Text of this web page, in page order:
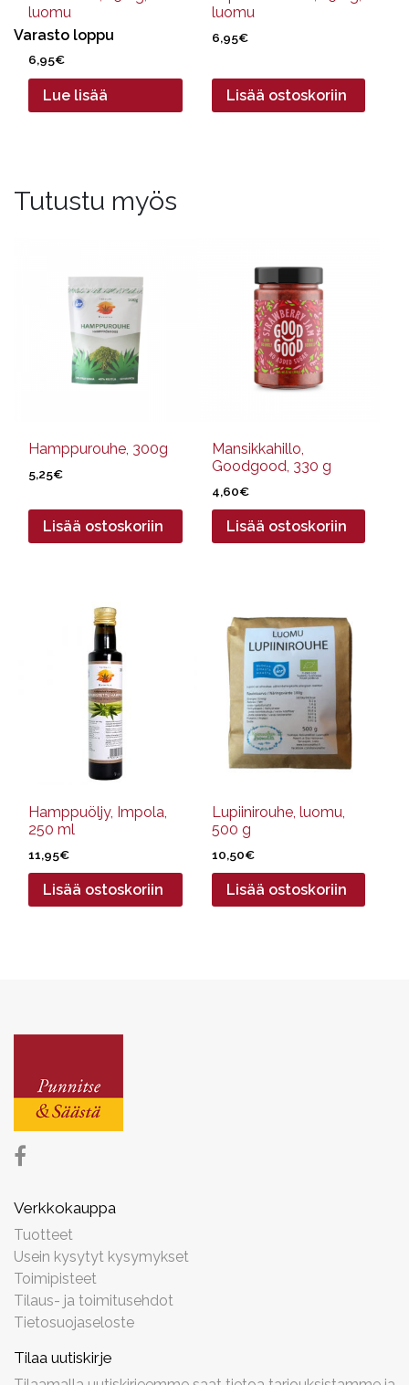
luomu
Varasto loppu
6,95€
Lue lisää
luomu
6,95€
Lisää ostoskoriin
Tutustu myös
Hamppurouhe, 300g
5,25€
Lisää ostoskoriin
Mansikkahillo,
Goodgood, 330 g
4,60€
Lisää ostoskoriin
Hamppuöljy, Impola,
250 ml
11,95€
Lisää ostoskoriin
Lupiinirouhe, luomu,
500 g
10,50€
Lisää ostoskoriin
Verkkokauppa
Tuotteet
Usein kysytyt kysymykset
Toimipisteet
Tilaus- ja toimitusehdot
Tietosuojaseloste
Tilaa uutiskirje